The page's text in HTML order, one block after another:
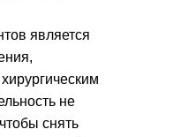
является
не
снять